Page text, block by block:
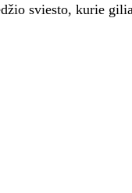
sviesto, kurie